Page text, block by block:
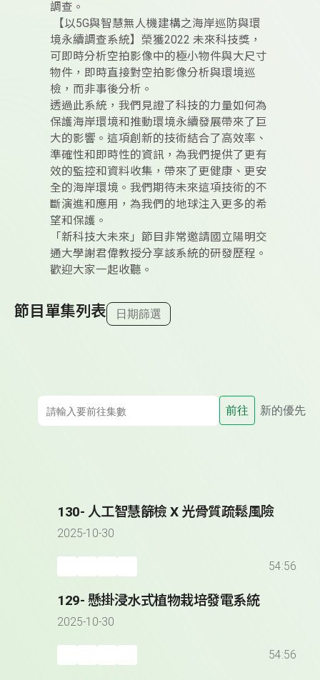
調查。
【以5G與智慧無人機建構之海岸巡防與環
境永續調查系統】榮獲2022 未來科技獎，
可即時分析空拍影像中的極小物件與大尺寸
物件，即時直接對空拍影像分析與環境巡
檢，而非事後分析。
透過此系統，我們見證了科技的力量如何為
保護海岸環境和推動環境永續發展帶來了巨
大的影響。這項創新的技術結合了高效率、
準確性和即時性的資訊，為我們提供了更有
效的監控和資料收集，帶來了更健康、更安
全的海岸環境。我們期待未來這項技術的不
斷演進和應用，為我們的地球注入更多的希
望和保護。
「新科技大未來」節目非常邀請國立陽明交
通大學謝君偉教授分享該系統的研發歷程。
歡迎大家一起收聽。
節目單集列表 日期篩選
前往 新的優先
130- 人工智慧篩檢 X 光骨質疏鬆風險
2025-10-30
54:56
129- 懸掛浸水式植物栽培發電系統
2025-10-30
54:56